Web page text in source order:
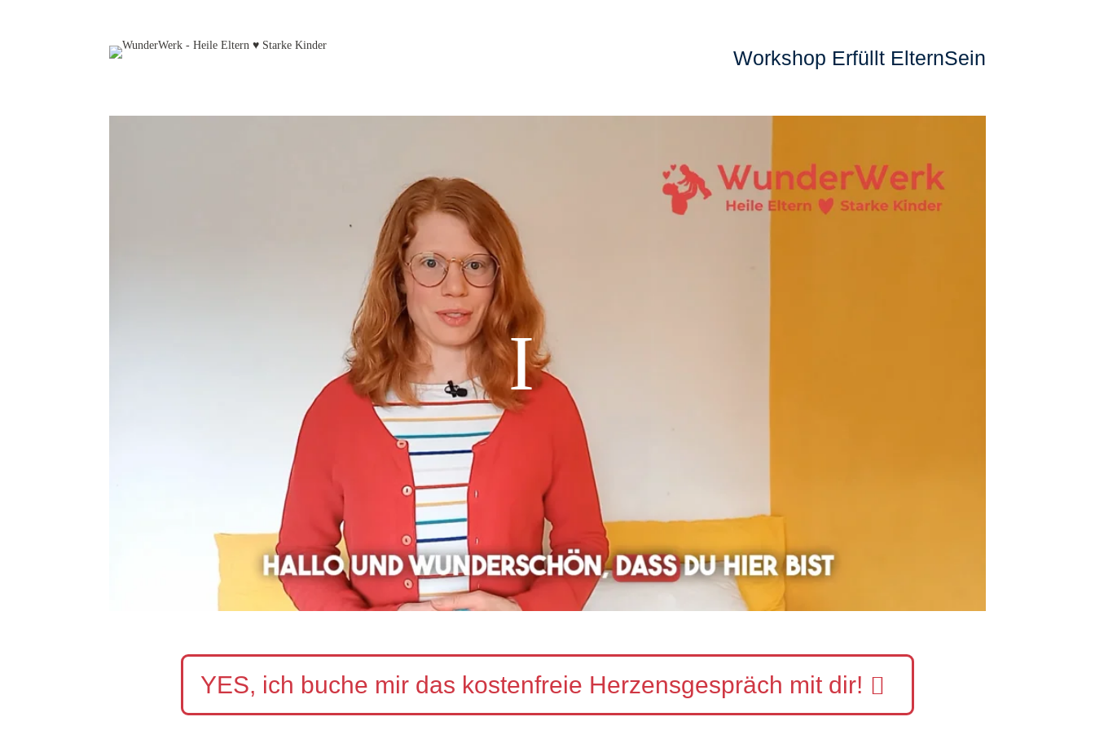
Workshop Erfüllt ElternSein
YES, ich buche mir das kostenfreie Herzensgespräch mit dir!